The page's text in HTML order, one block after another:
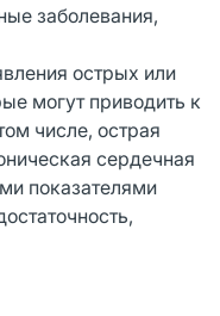
заболевания,
острых или
могут приводить к
числе, острая
сердечная
показателями